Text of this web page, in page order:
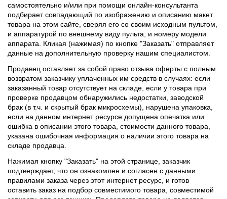
самостоятельно и/или при помощи онлайн-консультанта
подбирает совпадающий по изображению и описанию макет
товара на этом сайте, сверяя его со своим исходным пультом,
и аппаратурой по внешнему виду пульта, и номеру модели
аппарата. Кликая (нажимая) по кнопке "Заказать" отправляет
данные на дополнительную проверку нашим специалистом.
Продавец оставляет за собой право отзыва оферты с полным
возвратом заказчику уплаченных им средств в случаях: если
заказанный товар отсутствует на складе, если у товара при
проверке продавцом обнаружились недостатки, заводской
брак (в т.ч. и скрытый брак микросхемы), нарушена упаковка,
если на данном интернет ресурсе допущена опечатка или
ошибка в описании этого товара, стоимости данного товара,
указана ошибочная информация о наличии этого товара на
складе продавца.
Нажимая кнопку "Заказать" на этой странице, заказчик
подтверждает, что он ознакомлен и согласен с данными
правилами заказа через этот интернет ресурс, и готов
оставить заказ на подбор совместимого товара, совместимой